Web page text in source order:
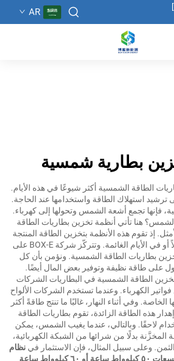
AR
بطارية شمسية
الطاقة الشمسية أكثر شيوعًا في هذه الأيام.
استهلاك الطاقة واستخدامها عند الحاجة.
فإنها تجمع أشعة الشمس وتحولها إلى كهرباء.
هنا تأتي أنظمة تخزين بطاريات الطاقة
إذ تقوم هذه الأنظمة بتخزين الطاقة المنتجة
خلال النهار لاستخدامها ليلاً أو في الأيام الغائمة. وتتركّز شركة BOX-E على
بطاريات الطاقة الشمسية. ونؤمن بأن كل
طاقة نظيفة وتوفير بعض المال أيضًا.
الطاقة الشمسية في البطاريات الشركات
الكهرباء. وعندما تستخدم الشركات الألواح
الخاصة. وفي أثناء النهار، غالبًا ما تنتج طاقةً أكثر
هذه الطاقة الزائدة، تقوم بطاريات الطاقة
لاحقًا. وبالتالي، عندما يغيب الشمس، يمكن
بدلًا من شرائها من الشبكة الكهربائية،
وعلى سبيل المثال، فإن الاستثمار في نظام
سكني لتخزين الطاقة بسعات ٥٠ كيلوواط ساعة أو ٦٠ كيلوواط ساعة